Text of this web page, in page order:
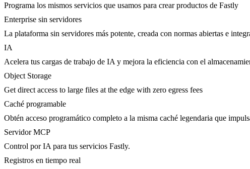
Programa los mismos servicios que usamos para crear productos de Fastly
Enterprise sin servidores
La plataforma sin servidores más potente, creada con normas abiertas e
IA
Acelera tus cargas de trabajo de IA y mejora la eficiencia con el
Object Storage
Get direct access to large files at the edge with zero egress fees
Caché programable
Obtén acceso programático completo a la misma caché legendaria que
Servidor MCP
Control por IA para tus servicios Fastly.
Registros en tiempo real